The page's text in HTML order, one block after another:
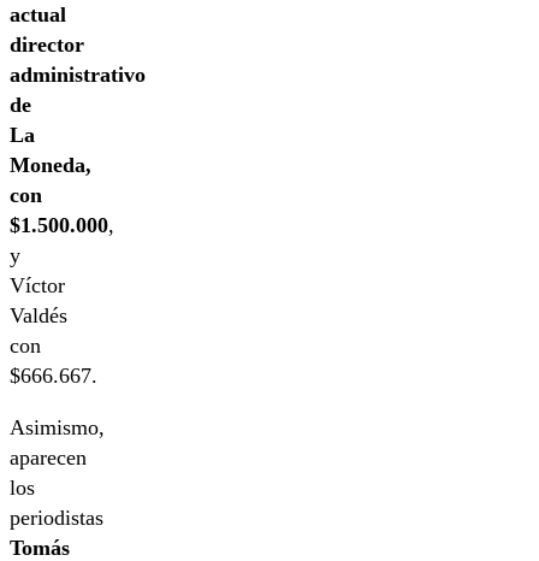
actual
director
administrativo
de
La
Moneda,
con
$1.500.000,
y
Víctor
Valdés
con
$666.667.
Asimismo,
aparecen
los
periodistas
Tomás